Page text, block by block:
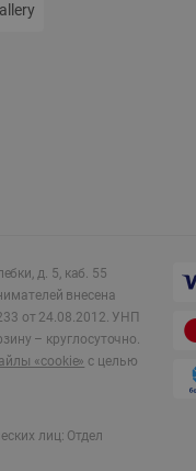
д. 5, каб. 55
внесена
от 24.08.2012. УНП
– круглосуточно.
«cookie» с целью
лиц: Отдел